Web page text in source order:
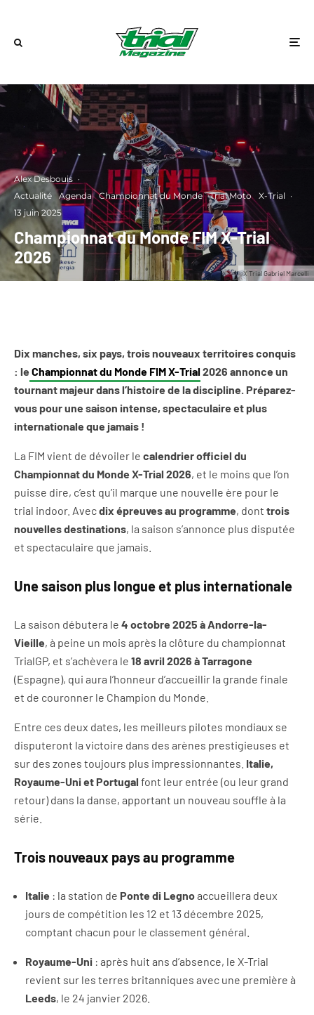
X Trial Gabriel Marcelli
Alex Desbouis ·
Actualité
Agenda Championnat du Monde Trial Moto X-Trial ·
13 juin 2025
Championnat du Monde FIM X-Trial
2026
Dix manches, six pays, trois nouveaux territoires conquis
: le Championnat du Monde FIM X-Trial2026 annonce un
tournant majeur dans l’histoire de la discipline. Préparez-
vous pour une saison intense, spectaculaire et plus
internationale que jamais !
La FIM vient de dévoiler le calendrier officiel du
Championnat du Monde X-Trial 2026, et le moins que l’on
puisse dire, c’est qu’il marque une nouvelle ère pour le
trial indoor. Avecdix épreuves au programme, dont trois
nouvelles destinations, la saison s’annonce plus disputée
et spectaculaire que jamais.
Une saison plus longue et plus internationale
La saison débutera le 4 octobre 2025 à Andorre-la-
Vieille, à peine un mois après la clôture du championnat
TrialGP, et s’achèvera le 18 avril 2026 à Tarragone
(Espagne), qui aura l’honneur d’accueillir la grande finale
et de couronner le Champion du Monde.
Entre ces deux dates, les meilleurs pilotes mondiaux se
disputeront la victoire dans des arènes prestigieuses et
sur des zones toujours plus impressionnantes. Italie,
Royaume-Uni et Portugal font leur entrée (ou leur grand
retour) dans la danse, apportant un nouveau souffle à la
série.
Trois nouveaux pays au programme
Italie : la station de Ponte di Legnoaccueillera deux
jours de compétition les 12 et 13 décembre 2025,
comptant chacun pour le classement général.
Royaume-Uni : après huit ans d’absence, le X-Trial
revient sur les terres britanniques avec une première à
Leeds, le 24 janvier 2026.